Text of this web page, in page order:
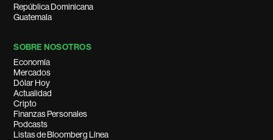
República Dominicana
Guatemala
SOBRE NOSOTROS
Economía
Mercados
Dólar Hoy
Actualidad
Cripto
Finanzas Personales
Podcasts
Listas de Bloomberg Línea